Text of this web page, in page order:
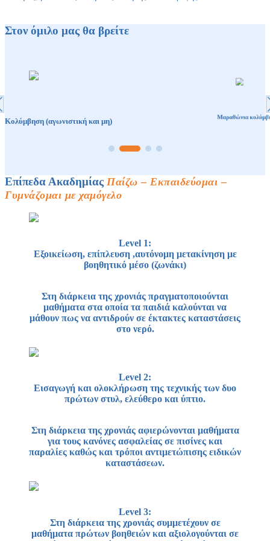
Στον όμιλο μας θα βρείτε
Κολύμβηση (αγωνιστική και μη) Μαραθώνια
Επίπεδα Ακαδημίας Παίζω – Εκπαιδεύομαι –
Γυμνάζομαι με χαμόγελο
Level 1:
Εξοικείωση, επίπλευση ,αυτόνομη μετακίνηση με
βοηθητικό μέσο (ζωνάκι)
Στη διάρκεια της χρονιάς πραγματοποιούνται
μαθήματα στα οποία τα παιδιά καλούνται να
μάθουν πως να αντιδρούν σε έκτακτες καταστάσεις
στο νερό.
Level 2:
Εισαγωγή και ολοκλήρωση της τεχνικής των δυο
πρώτων στυλ, ελεύθερο και ύπτιο.
Στη διάρκεια της χρονιάς αφιερώνονται μαθήματα
για τους κανόνες ασφαλείας σε πισίνες και
παραλίες καθώς και τρόποι αντιμετώπισης ειδικών
καταστάσεων.
Level 3:
Στη διάρκεια της χρονιάς συμμετέχουν σε
μαθήματα πρώτων βοηθειών και αξιολογούνται σε